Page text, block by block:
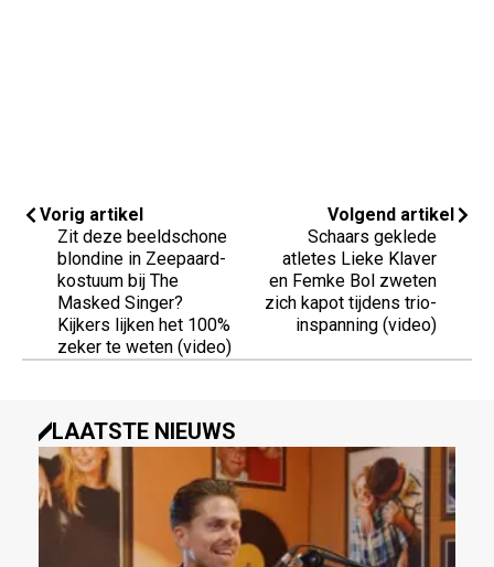
Vorig artikel
Zit deze beeldschone
blondine in Zeepaard-
kostuum bij The
Masked Singer?
Kijkers lijken het 100%
zeker te weten (video)
Volgend artikel
Schaars geklede
atletes Lieke Klaver
en Femke Bol zweten
zich kapot tijdens trio-
inspanning (video)
LAATSTE NIEUWS